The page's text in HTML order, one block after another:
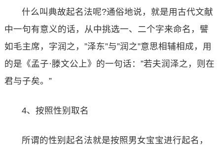
什么叫典故起名法呢?通俗地说，就是用古代文献
中一句有意义的话，从中挑选一、二个字来命名，譬
如毛主席，字润之，”泽东”与”润之”意思相辅相成，用
的是《孟子·滕文公上》的一句话：”若夫润泽之，则在
君与子矣。”
4、按照性别取名
所谓的性别起名法就是按照男女宝宝进行起名，